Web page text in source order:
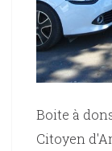
Boite à
Citoyen